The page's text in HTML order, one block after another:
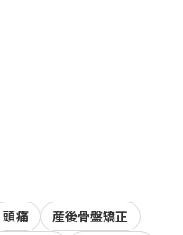
頭痛
産後骨盤矯正